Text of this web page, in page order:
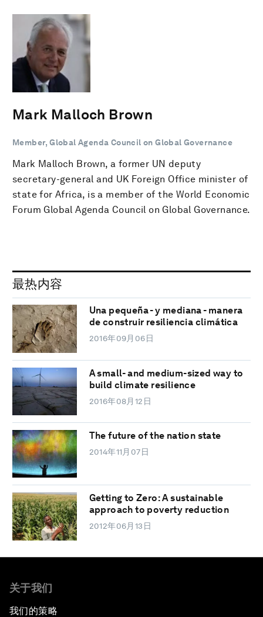
Mark Malloch Brown
Member, Global Agenda Council on Global Governance
Mark Malloch Brown, a former UN deputy
secretary-general and UK Foreign Office minister of
state for Africa, is a member of the World Economic
Forum Global Agenda Council on Global Governance.
最热内容
Una pequeña - y mediana - manera
de construir resiliencia climática
2016年09月06日
A small- and medium-sized way to
build climate resilience
2016年08月12日
The future of the nation state
2014年11月07日
Getting to Zero: A sustainable
approach to poverty reduction
2012年06月13日
关于我们
我们的策略